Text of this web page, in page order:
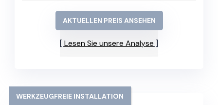
AKTUELLEN PREIS ANSEHEN
Lesen Sie unsere Analyse
WERKZEUGFREIE INSTALLATION